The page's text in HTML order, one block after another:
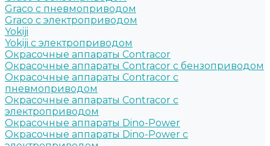
Graco с пневмоприводом
Graco с электроприводом
Yokiji
Yokiji c электроприводом
Окрасочные аппараты Contracor
Окрасочные аппараты Contracor с бензоприводом
Окрасочные аппараты Contracor с
пневмоприводом
Окрасочные аппараты Contracor с
электроприводом
Окрасочные аппараты Dino-Power
Окрасочные аппараты Dino-Power с